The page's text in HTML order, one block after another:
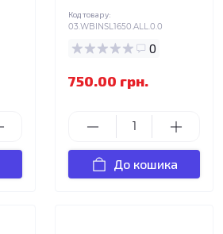
Код товару:
03.WBINSL1650.ALL.0.0
0
750.00 грн.
До кошика